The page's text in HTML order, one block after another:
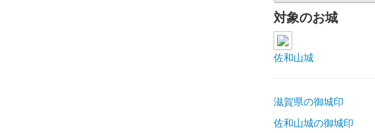
対象のお城
佐和山城
滋賀県の御城印
佐和山城の御城印